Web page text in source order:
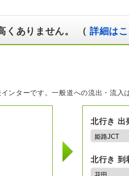
くありません。 （ 詳細は
ターです。一般道への流出・流入
北行き 出
北行き 到